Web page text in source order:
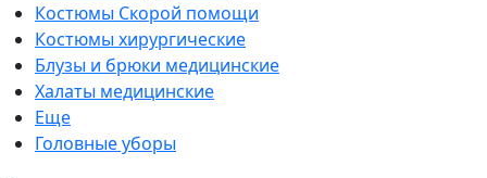
Костюмы Скорой помощи
Костюмы хирургические
Блузы и брюки медицинские
Халаты медицинские
Еще
Головные уборы